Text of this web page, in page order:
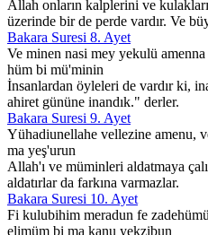
Allah onların kalplerini ve
üzerinde bir de perde vardır. Ve
Bakara Suresi 8. Ayet
Ve minen nasi mey yekulü
hüm bi mü'minin
İnsanlardan öyleleri de vardır ki,
ahiret gününe inandık." derler.
Bakara Suresi 9. Ayet
Yühadiunellahe vellezine amenu,
ma yeş'urun
Allah'ı ve müminleri aldatmaya
aldatırlar da farkına varmazlar.
Bakara Suresi 10. Ayet
Fi kulubihim meradun fe
elimüm bi ma kanu yekzibun